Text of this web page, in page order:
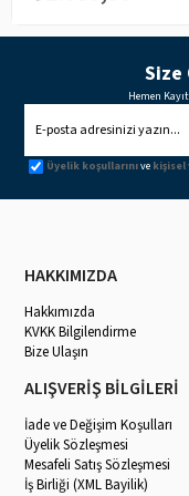
Size
Hemen
Üyelik koşullarınıve
HAKKIMIZDA
Hakkımızda
KVKK Bilgilendirme
Bize Ulaşın
ALIŞVERİŞ BİLGİLERİ
İade ve Değişim Koşulları
Üyelik Sözleşmesi
Mesafeli Satış Sözleşmesi
İş Birliği (XML Bayilik)